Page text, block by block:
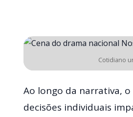
Cotidiano
Ao longo da narrativa,
decisões individuais